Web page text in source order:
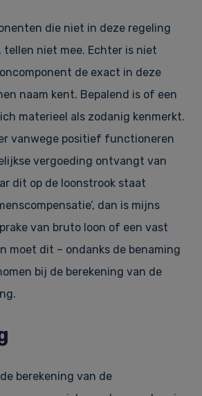
die niet in deze regeling
tellen niet mee. Echter is niet
de exact in deze
naam kent. Bepalend is of een
materieel als zodanig kenmerkt.
vanwege positief functioneren
vergoeding ontvangt van
dit op de loonstrook staat
dan is mijns
van bruto loon of een vast
moet dit – ondanks de benaming
bij de berekening van de
berekening van de